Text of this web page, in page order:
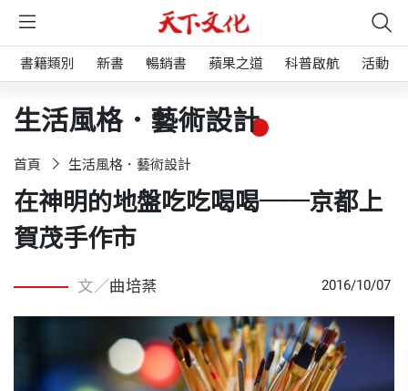
書籍類別 新書 暢銷書 蘋果之道 科普啟航 活動
生活風格．藝術設計
首頁 生活風格．藝術設計
在神明的地盤吃吃喝喝──京都上
賀茂手作市
文／曲培棻 2016/10/07